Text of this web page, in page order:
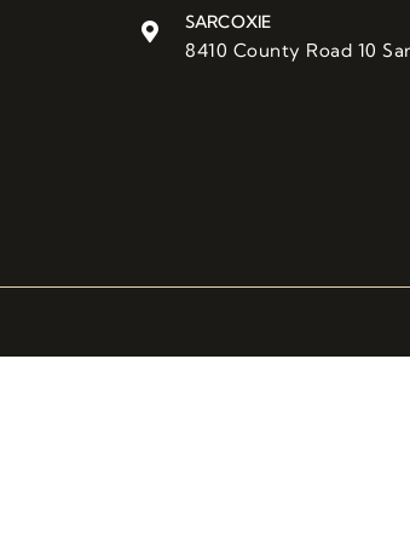
SARCOXIE
8410 County Road 10